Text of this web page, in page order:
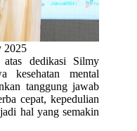
2025
atas dedikasi Silmy
kesehatan mental
tanggung jawab
cepat, kepedulian
hal yang semakin